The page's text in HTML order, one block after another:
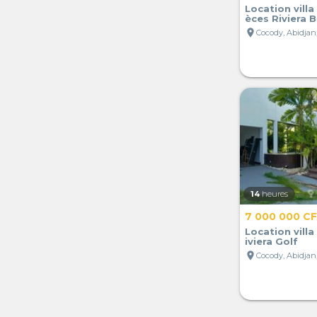
Location villa
èces Riviera
location_on Cocody,
14 heures
7 000 000
Location villa
iviera Golf
location_on Cocody,